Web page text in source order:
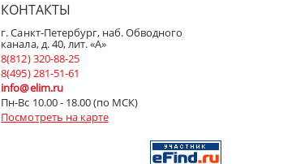
КОНТАКТЫ
г. Санкт-Петербург, наб. Обводного
канала, д. 40, лит. «А»
8(812) 320-88-25
8(495) 281-51-61
info@elim.ru
Пн-Вс 10.00 - 18.00 (по МСК)
Посмотреть на карте